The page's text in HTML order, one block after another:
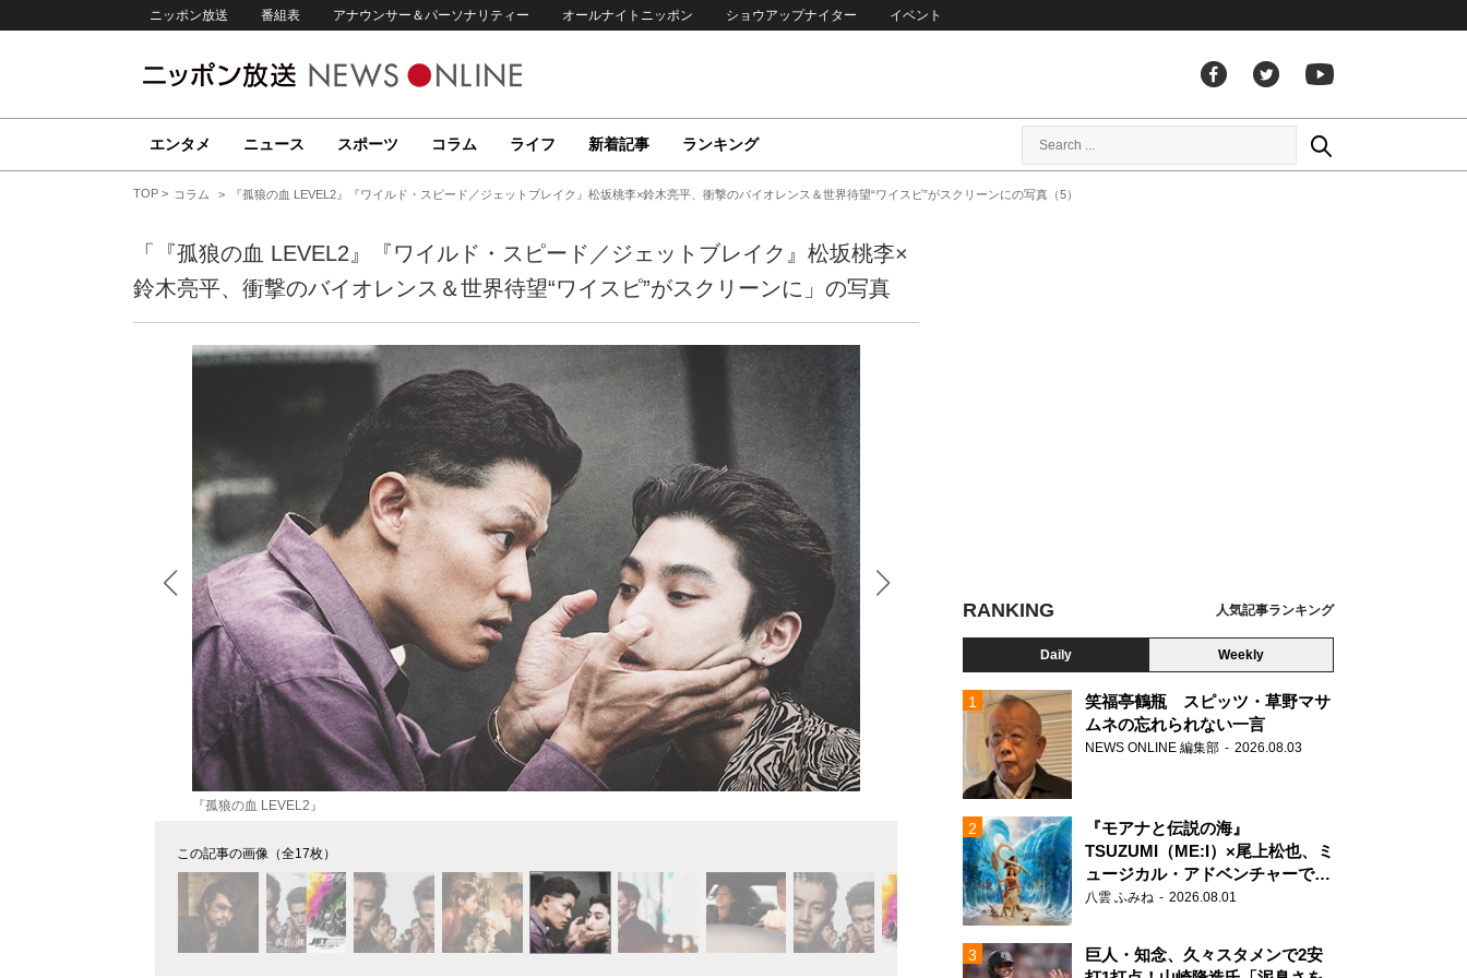
ニッポン放送 番組表 アナウンサー＆パーソナリティー オールナイトニッポン ショウアップナイター イベント
エンタメ ニュース スポーツ コラム ライフ 新着記事 ランキング
TOP コラム 『孤狼の血 LEVEL2』『ワイルド・スピード／ジェットブレイク』松坂桃李×鈴木亮平、衝撃のバイオレンス＆世界待望“ワイスピ”がスクリーンにの写真（5）
「『孤狼の血 LEVEL2』『ワイルド・スピード／ジェットブレイク』松坂桃李×
鈴木亮平、衝撃のバイオレンス＆世界待望“ワイスピ”がスクリーンに」の写真
『孤狼の血 LEVEL2』
この記事の画像（全17枚）
RANKING 人気記事ランキング
Daily Weekly
笑福亭鶴瓶 スピッツ・草野マサ
ムネの忘れられない一言
NEWS ONLINE 編集部 2026.08.03
『モアナと伝説の海』
TSUZUMI（ME:I）×尾上松也、ミ
ュージカル・アドベンチャーで美
声を響かせる
八雲 ふみね 2026.08.01
巨人・知念、久々スタメンで2安